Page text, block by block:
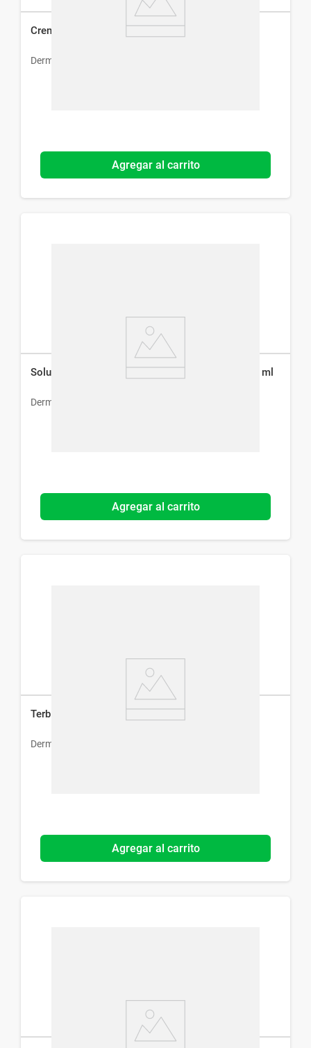
Crema Hidratante Corporal Dermo Activ x 55 ml
Dermur
Agregar al carrito
Solución Inyectable Venoscler 2 % 1 Ampolla x 2 ml
Dermur
Agregar al carrito
Terbimax x 250 mg x 7 Comp
Dermur
Agregar al carrito